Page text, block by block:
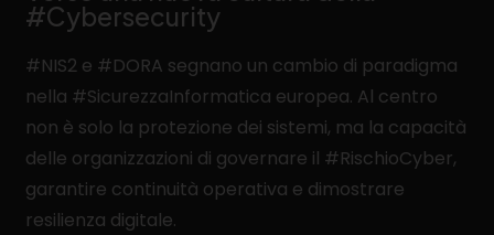
#Cybersecurity
#NIS2 e #DORA segnano un cambio di paradigma
nella #SicurezzaInformatica europea. Al centro
non è solo la protezione dei sistemi, ma la capacità
delle organizzazioni di governare il #RischioCyber,
garantire continuità operativa e dimostrare
resilienza digitale.